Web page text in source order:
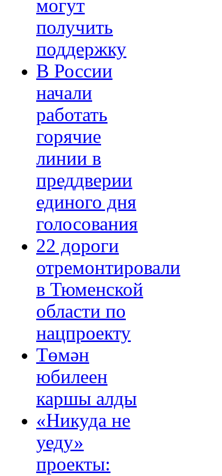
могут
получить
поддержку
В России
начали
работать
горячие
линии в
преддверии
единого дня
голосования
22 дороги
отремонтировали
в Тюменской
области по
нацпроекту
Төмән
юбилеен
каршы алды
«Никуда не
уеду»
проекты: